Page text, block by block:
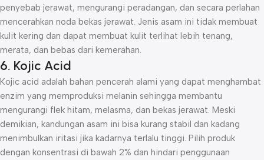
penyebab jerawat, mengurangi peradangan, dan secara perlahan
mencerahkan noda bekas jerawat. Jenis asam ini tidak membuat
kulit kering dan dapat membuat kulit terlihat lebih tenang,
merata, dan bebas dari kemerahan.
6. Kojic Acid
Kojic acid adalah bahan pencerah alami yang dapat menghambat
enzim yang memproduksi melanin sehingga membantu
mengurangi flek hitam, melasma, dan bekas jerawat. Meski
demikian, kandungan asam ini bisa kurang stabil dan kadang
menimbulkan iritasi jika kadarnya terlalu tinggi. Pilih produk
dengan konsentrasi di bawah 2% dan hindari penggunaan